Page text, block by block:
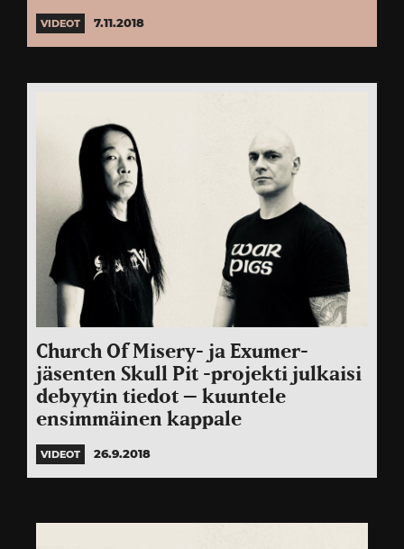
VIDEOT 7.11.2018
Church Of Misery- ja Exumer-
jäsenten Skull Pit -projekti julkaisi
debyytin tiedot – kuuntele
ensimmäinen kappale
VIDEOT 26.9.2018